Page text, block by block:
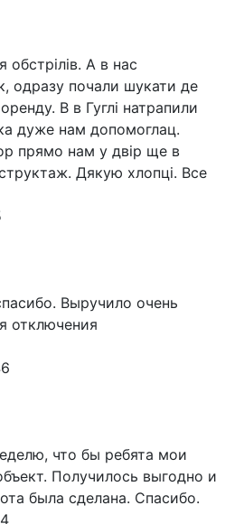
обстрілів. А в нас
одразу почали шукати де
В в Гуглі натрапили
дуже нам допомоглац.
прямо нам у двір ще в
Дякую хлопці. Все
Выручило очень
отключения
что бы ребята мои
Получилось выгодно и
была сделана. Спасибо.